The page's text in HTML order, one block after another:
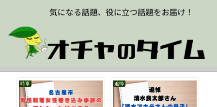
時事 追悼